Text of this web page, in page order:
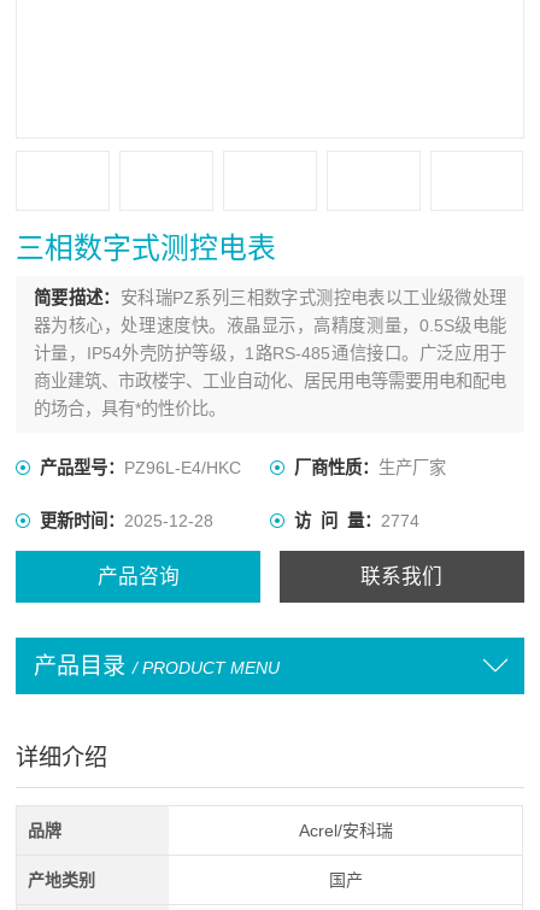
三相数字式测控电表
简要描述： 安科瑞PZ系列三相数字式测控电表以工业级微处理
器为核心，处理速度快。液晶显示，高精度测量，0.5S级电能
计量，IP54外壳防护等级，1路RS-485通信接口。广泛应用于
商业建筑、市政楼宇、工业自动化、居民用电等需要用电和配电
的场合，具有*的性价比。
产品型号： PZ96L-E4/HKC 厂商性质： 生产厂家
更新时间：2025-12-28 访 问 量： 2774
产品咨询 联系我们
产品目录 / PRODUCT MENU
详细介绍
品牌 Acrel/安科瑞
产地类别 国产